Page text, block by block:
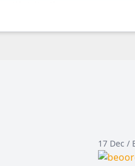
of, in bepaalde situaties,
17 Dec /